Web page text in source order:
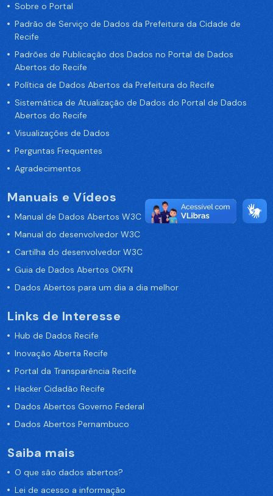
Sobre o Portal
Padrão de Serviço de Dados da Prefeitura da Cidade de
Recife
Padrões de Publicação dos Dados no Portal de Dados
Abertos do Recife
Política de Dados Abertos da Prefeitura do Recife
Sistemática de Atualização de Dados do Portal de Dados
Abertos do Recife
Visualizações de Dados
Perguntas Frequentes
Agradecimentos
Manuais e Vídeos
Manual de Dados Abertos W3C
Manual do desenvolvedor W3C
Cartilha do desenvolvedor W3C
Guia de Dados Abertos OKFN
Dados Abertos para um dia a dia melhor
Links de Interesse
Hub de Dados Recife
Inovação Aberta Recife
Portal da Transparência Recife
Hacker Cidadão Recife
Dados Abertos Governo Federal
Dados Abertos Pernambuco
Saiba mais
O que são dados abertos?
Lei de acesso a informação